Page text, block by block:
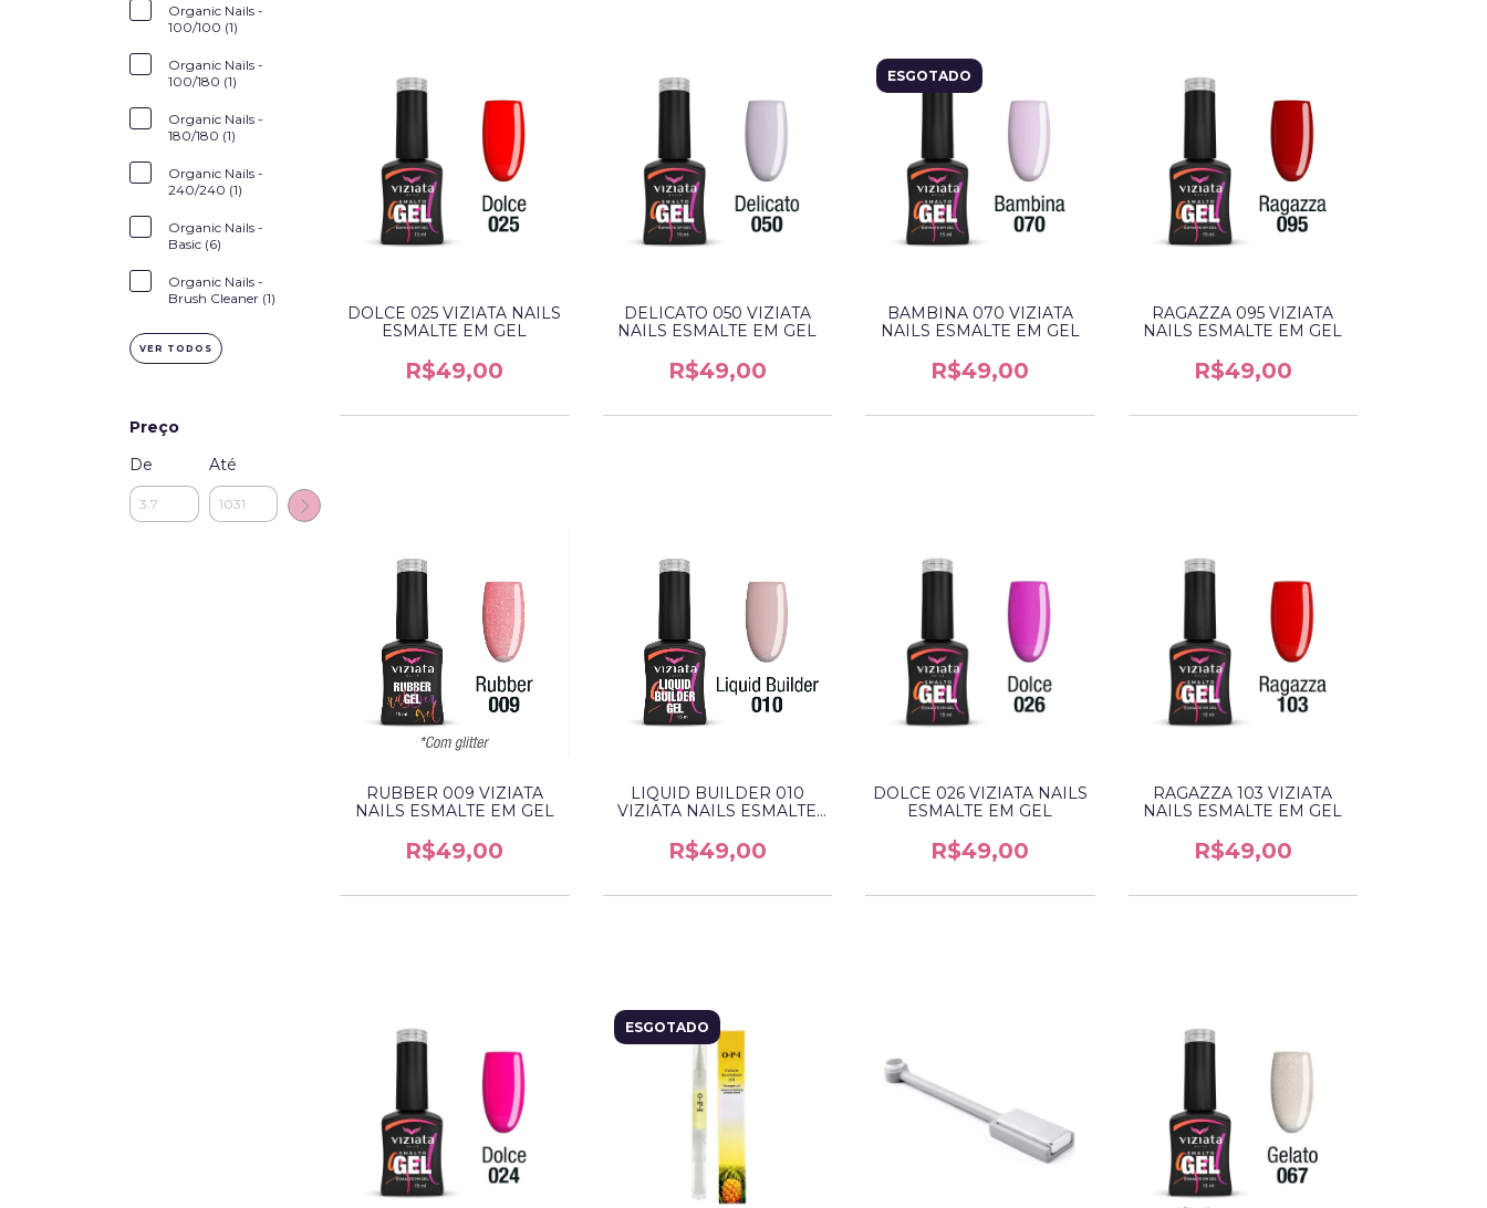
Organic Nails -
100/100 (1)
Organic Nails -
100/180 (1)
Organic Nails -
180/180 (1)
Organic Nails -
240/240 (1)
Organic Nails -
Basic (6)
Organic Nails -
Brush Cleaner (1)
VER TODOS
Preço
De
Até
DOLCE 025 VIZIATA NAILS
ESMALTE EM GEL
R$49,00
DELICATO 050 VIZIATA
NAILS ESMALTE EM GEL
R$49,00
ESGOTADO
BAMBINA 070 VIZIATA
NAILS ESMALTE EM GEL
R$49,00
RAGAZZA 095 VIZIATA
NAILS ESMALTE EM GEL
R$49,00
RUBBER 009 VIZIATA
NAILS ESMALTE EM GEL
R$49,00
LIQUID BUILDER 010
VIZIATA NAILS ESMALTE
R$49,00
DOLCE 026 VIZIATA NAILS
ESMALTE EM GEL
R$49,00
RAGAZZA 103 VIZIATA
NAILS ESMALTE EM GEL
R$49,00
ESGOTADO